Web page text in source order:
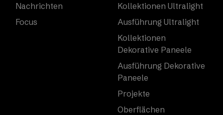
Nachrichten
Focus
Kollektionen Ultralight
Ausführung Ultralight
Kollektionen
Dekorative Paneele
Ausführung Dekorative
Paneele
Projekte
Oberflächen